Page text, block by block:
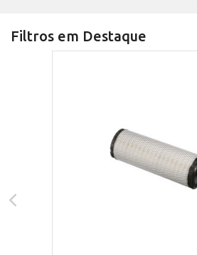
Filtros em Destaque